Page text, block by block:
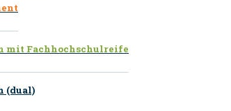
mit Fachhochschulreife
(dual)